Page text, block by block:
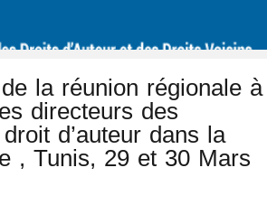
la réunion régionale à
directeurs des
d’auteur dans la
, Tunis, 29 et 30 Mars